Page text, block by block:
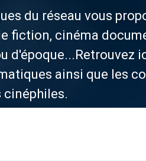
du réseau vous
fiction, cinéma
d'époque...Retrouvez
ainsi que les